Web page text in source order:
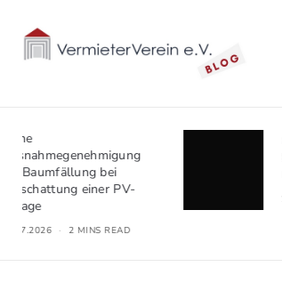
bauliche Veränderungen bei